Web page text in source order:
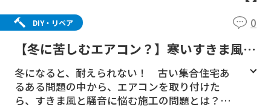
DIY・リペア 0
【冬に苦しむエアコン？】寒いすきま風と
騒音に苦しんだ問題のエアコンとは。
冬になると、耐えられない！ 古い集合住宅あ
るある問題の中から、エアコンを取り付けた
ら、すきま風と騒音に悩む施工の問題とは？